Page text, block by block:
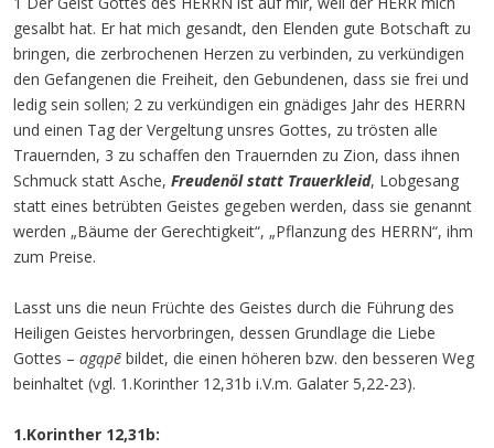
gesalbt hat. Er hat mich gesandt, den Elenden gute Botschaft zu
bringen, die zerbrochenen Herzen zu verbinden, zu verkündigen
den Gefangenen die Freiheit, den Gebundenen, dass sie frei und
ledig sein sollen; 2 zu verkündigen ein gnädiges Jahr des HERRN
und einen Tag der Vergeltung unsres Gottes, zu trösten alle
Trauernden, 3 zu schaffen den Trauernden zu Zion, dass ihnen
Schmuck statt Asche, Freudenöl statt Trauerkleid, Lobgesang
statt eines betrübten Geistes gegeben werden, dass sie genannt
werden „Bäume der Gerechtigkeit“, „Pflanzung des HERRN“, ihm
zum Preise.
Lasst uns die neun Früchte des Geistes durch die Führung des
Heiligen Geistes hervorbringen, dessen Grundlage die Liebe
Gottes – agąpē bildet, die einen höheren bzw. den besseren Weg
beinhaltet (vgl. 1.Korinther 12,31b i.V.m. Galater 5,22-23).
1.Korinther 12,31b: